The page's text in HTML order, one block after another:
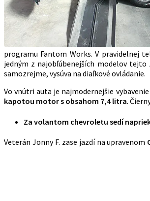
programu Fantom Works. V pravidelnej
jedným z najobľúbenejších modelov
samozrejme, vysúva na diaľkové ovládanie.
Vo vnútri auta je najmodernejšie
kapotou motor s obsahom 7,4 litra.
Za volantom chevroletu sedí
Veterán Jonny F. zase jazdí na upravenom